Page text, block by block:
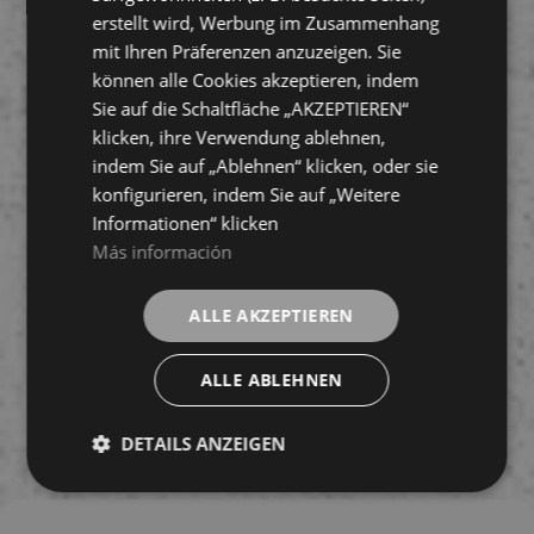
erstellt wird, Werbung im Zusammenhang
mit Ihren Präferenzen anzuzeigen. Sie
können alle Cookies akzeptieren, indem
Sie auf die Schaltfläche „AKZEPTIEREN“
klicken, ihre Verwendung ablehnen,
indem Sie auf „Ablehnen“ klicken, oder sie
konfigurieren, indem Sie auf „Weitere
Informationen“ klicken
Más información
ALLE AKZEPTIEREN
ALLE ABLEHNEN
DETAILS ANZEIGEN